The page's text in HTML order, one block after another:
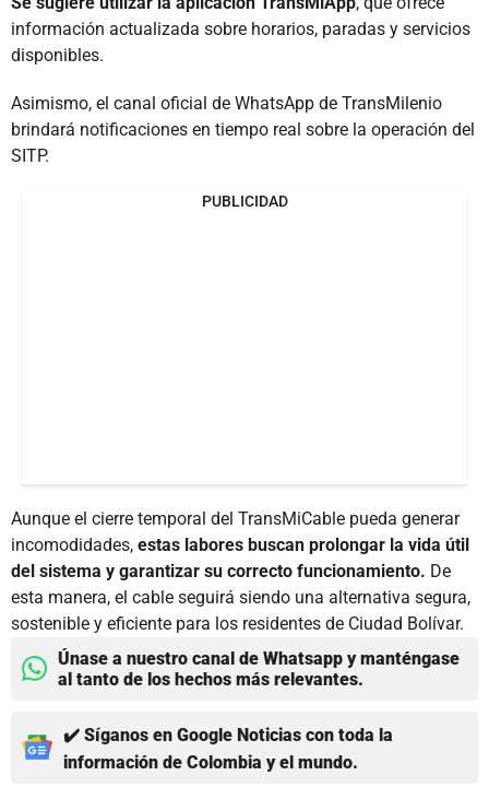
información actualizada sobre horarios, paradas y servicios
disponibles.
Asimismo, el canal oficial de WhatsApp de TransMilenio
brindará notificaciones en tiempo real sobre la operación del
SITP.
PUBLICIDAD
Aunque el cierre temporal del TransMiCable pueda generar
incomodidades, estas labores buscan prolongar la vida útil
del sistema y garantizar su correcto funcionamiento. De
esta manera, el cable seguirá siendo una alternativa segura,
sostenible y eficiente para los residentes de Ciudad Bolívar.
Únase a nuestro canal de Whatsapp y manténgase
al tanto de los hechos más relevantes.
✔️ Síganos en Google Noticias con toda la
información de Colombia y el mundo.